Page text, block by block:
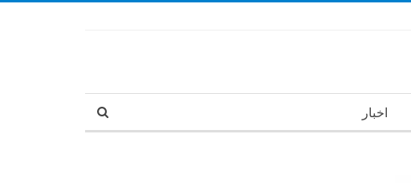
اخبار